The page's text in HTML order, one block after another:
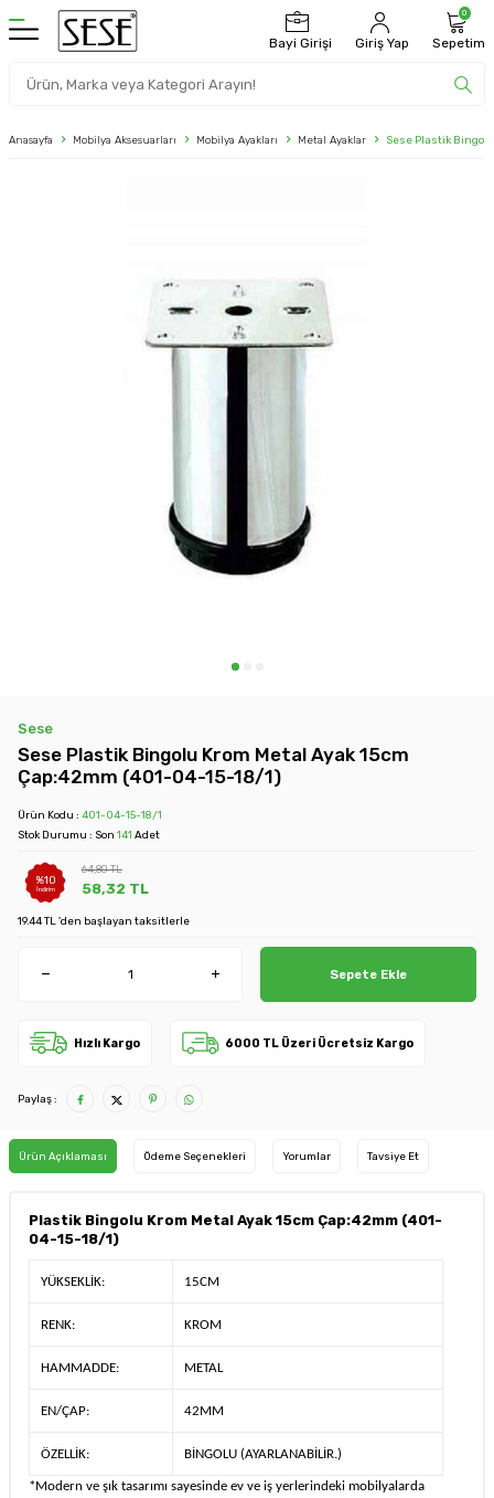
Bayi Girişi Giriş Yap
0
Sepetim
Anasayfa Mobilya Aksesuarları Mobilya Ayakları Metal Ayaklar Sese Plastik
Sese
Sese Plastik Bingolu Krom Metal Ayak 15cm
Çap:42mm (401-04-15-18/1)
Ürün Kodu : 401-04-15-18/1
Stok Durumu : Son 141 Adet
%10
İndirim
64,80TL
58,32 TL
19.44 TL 'den başlayan taksitlerle
Sepete Ekle
Hızlı Kargo 6000 TL Üzeri Ücretsiz Kargo
Paylaş :
Ürün Açıklaması Ödeme Seçenekleri Yorumlar Tavsiye Et
Plastik Bingolu Krom Metal Ayak 15cm Çap:42mm (401-
04-15-18/1)
YÜKSEKLİK: 15CM
RENK: KROM
HAMMADDE: METAL
EN/ÇAP: 42MM
ÖZELLİK: BİNGOLU (AYARLANABİLİR.)
*Modern ve şık tasarımı sayesinde ev ve iş yerlerindeki mobilyalarda